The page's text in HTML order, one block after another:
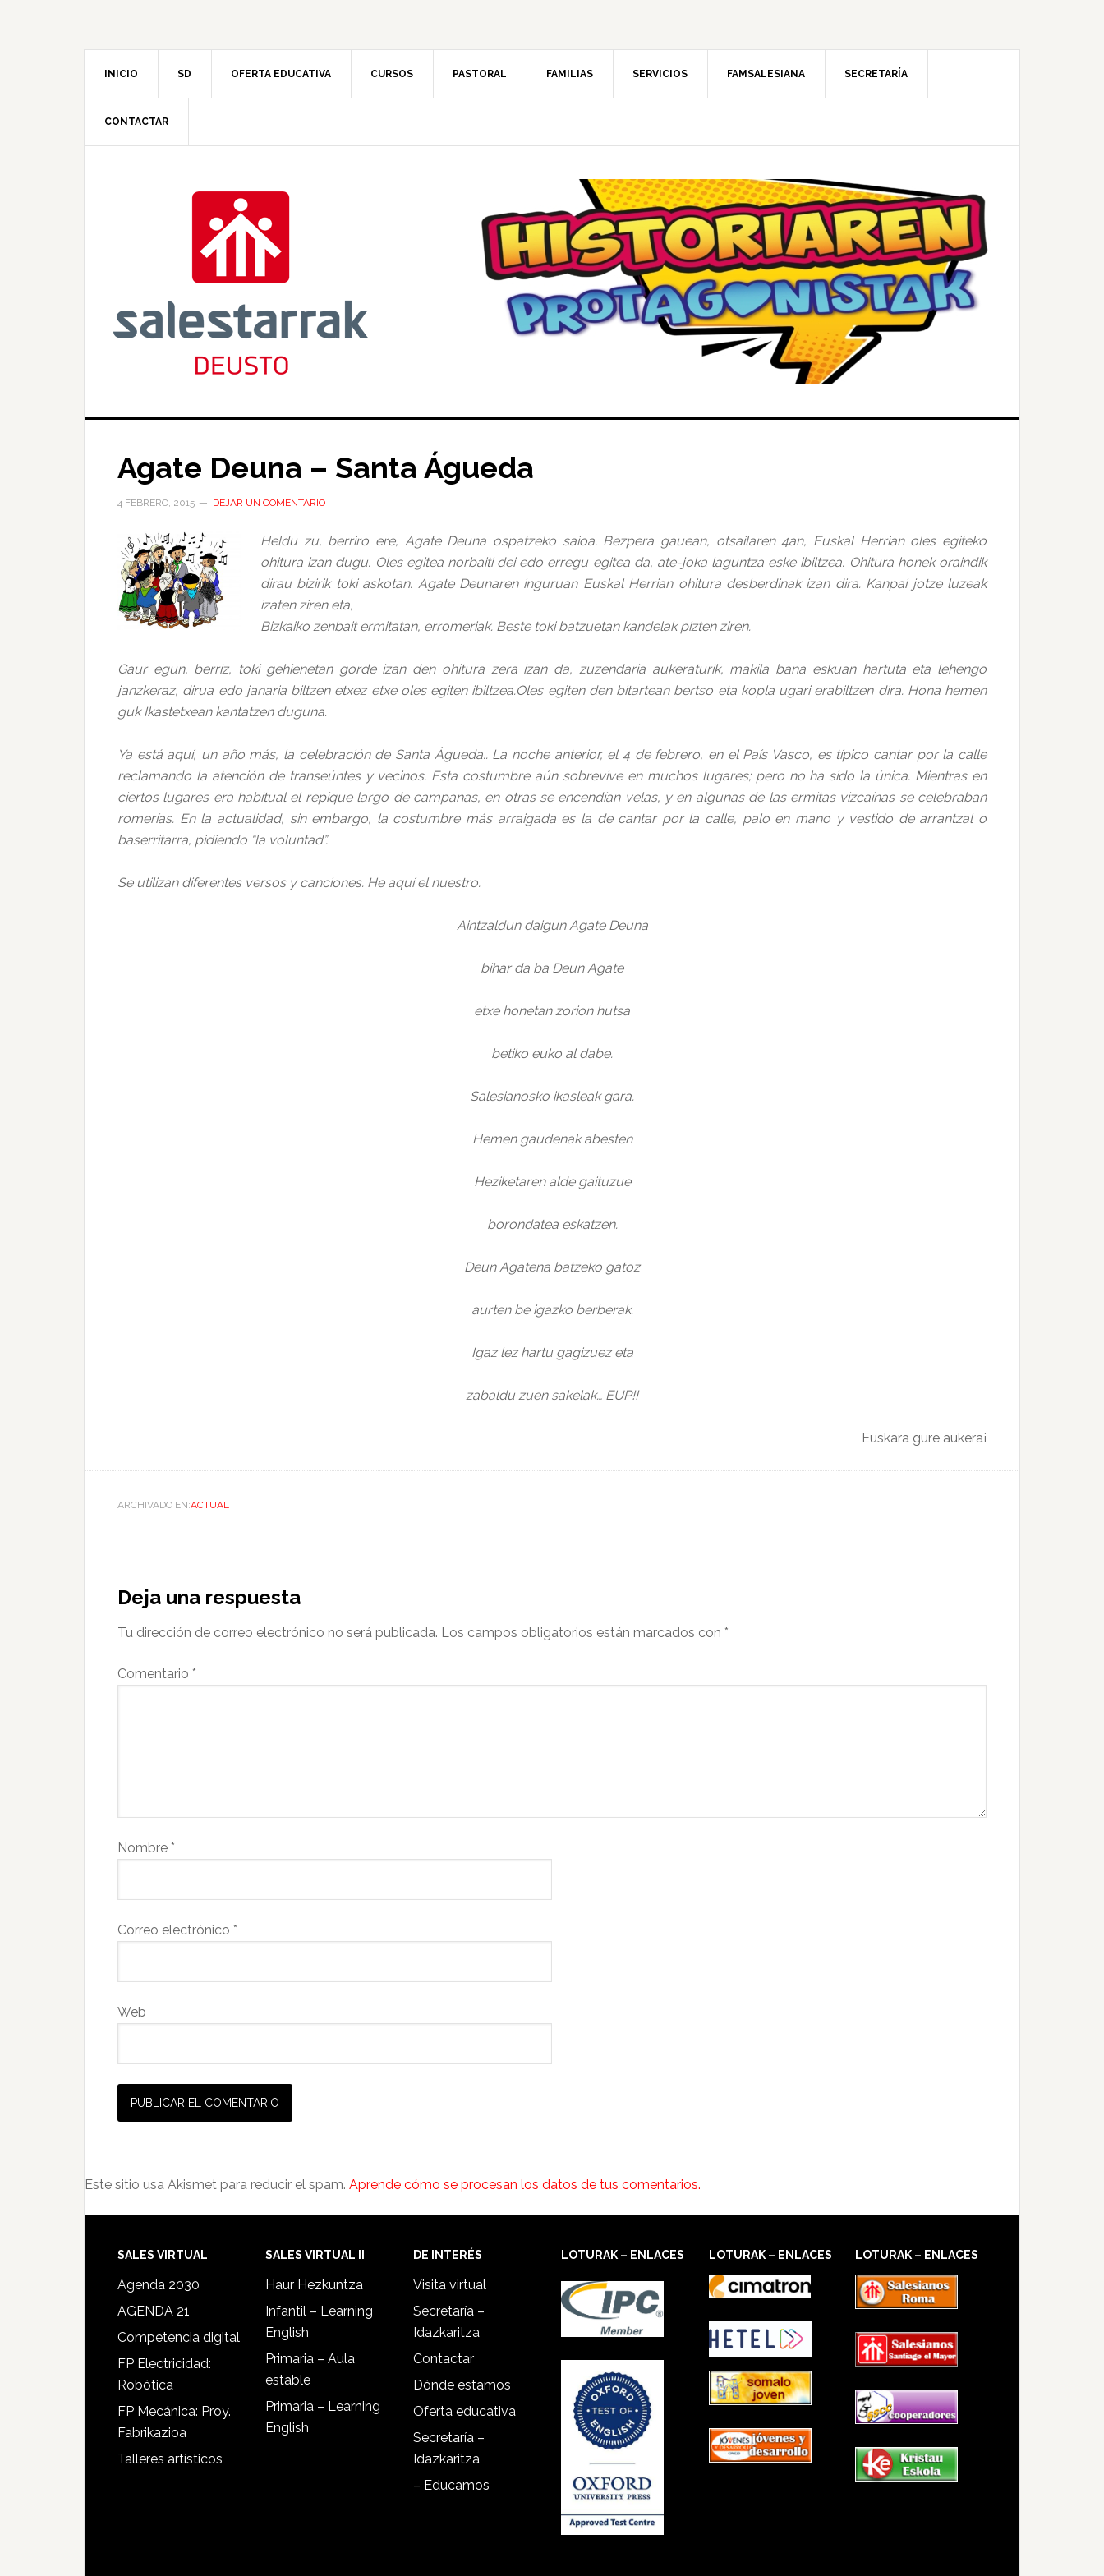
INICIO SD OFERTA EDUCATIVA CURSOS PASTORAL FAMILIAS SERVICIOS FAMSALESIANA SECRETARÍA
CONTACTAR
Agate Deuna – Santa Águeda
4 FEBRERO, 2015 DEJAR UN COMENTARIO
Heldu zu, berriro ere, Agate Deuna ospatzeko saioa. Bezpera gauean, otsailaren 4an, Euskal Herrian oles egiteko
ohitura izan dugu. Oles egitea norbaiti dei edo erregu egitea da, ate-joka laguntza eske ibiltzea. Ohitura honek oraindik
dirau bizirik toki askotan. Agate Deunaren inguruan Euskal Herrian ohitura desberdinak izan dira. Kanpai jotze luzeak
izaten ziren eta,
Bizkaiko zenbait ermitatan, erromeriak. Beste toki batzuetan kandelak pizten ziren.
Gaur egun, berriz, toki gehienetan gorde izan den ohitura zera izan da, zuzendaria aukeraturik, makila bana eskuan hartuta eta lehengo
janzkeraz, dirua edo janaria biltzen etxez etxe oles egiten ibiltzea.Oles egiten den bitartean bertso eta kopla ugari erabiltzen dira. Hona hemen
guk Ikastetxean kantatzen duguna.
Ya está aquí, un año más, la celebración de Santa Águeda.. La noche anterior, el 4 de febrero, en el País Vasco, es típico cantar por la calle
reclamando la atención de transeúntes y vecinos. Esta costumbre aún sobrevive en muchos lugares; pero no ha sido la única. Mientras en
ciertos lugares era habitual el repique largo de campanas, en otras se encendían velas, y en algunas de las ermitas vizcaínas se celebraban
romerías. En la actualidad, sin embargo, la costumbre más arraigada es la de cantar por la calle, palo en mano y vestido de arrantzal o
baserritarra, pidiendo “la voluntad”.
Se utilizan diferentes versos y canciones. He aquí el nuestro.
Aintzaldun daigun Agate Deuna
bihar da ba Deun Agate
etxe honetan zorion hutsa
betiko euko al dabe.
Salesianosko ikasleak gara.
Hemen gaudenak abesten
Heziketaren alde gaituzue
borondatea eskatzen.
Deun Agatena batzeko gatoz
aurten be igazko berberak.
Igaz lez hartu gagizuez eta
zabaldu zuen sakelak… EUP!!
Euskara gure aukera¡
ARCHIVADO EN:ACTUAL
Deja una respuesta
Tu dirección de correo electrónico no será publicada. Los campos obligatorios están marcados con *
Comentario *
Nombre *
Correo electrónico *
Web
Este sitio usa Akismet para reducir el spam. Aprende cómo se procesan los datos de tus comentarios.
SALES VIRTUAL
Agenda 2030
AGENDA 21
Competencia digital
FP Electricidad:
Robótica
FP Mecánica: Proy.
Fabrikazioa
Talleres artísticos
SALES VIRTUAL II
Haur Hezkuntza
Infantil – Learning
English
Primaria – Aula
estable
Primaria – Learning
English
DE INTERÉS
Visita virtual
Secretaría –
Idazkaritza
Contactar
Dónde estamos
Oferta educativa
Secretaría –
Idazkaritza
– Educamos
LOTURAK – ENLACES LOTURAK – ENLACES LOTURAK – ENLACES